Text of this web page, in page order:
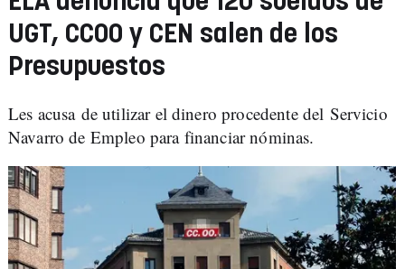
UGT, CCOO y CEN salen de los
Presupuestos
Les acusa de utilizar el dinero procedente del Servicio
Navarro de Empleo para financiar nóminas.